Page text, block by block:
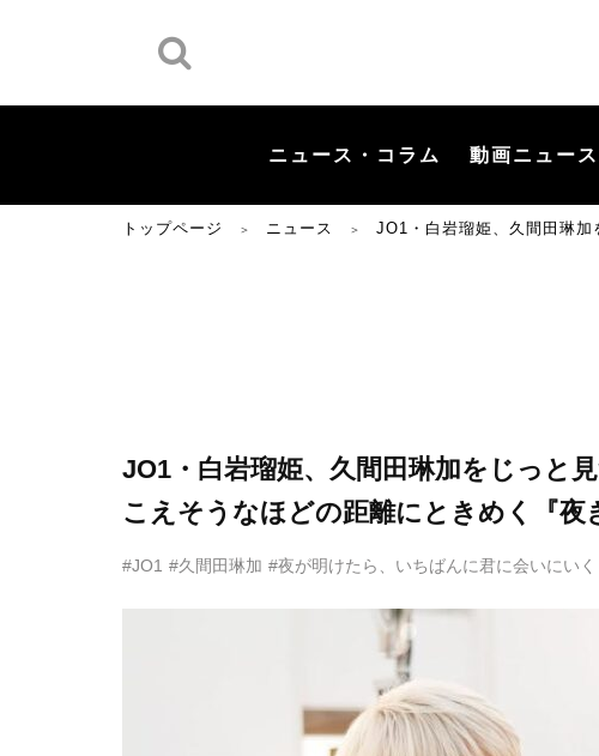
ニュース・コラム 動画ニュース
トップページ ＞ ニュース ＞ JO1・白岩瑠姫、久間田琳
JO1・白岩瑠姫、久間田琳加をじっと
こえそうなほどの距離にときめく『夜
#JO1 #久間田琳加 #夜が明けたら、いちばんに君に会いにいく